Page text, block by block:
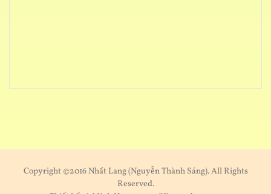
Copyright ©2016 Nhất Lang (Nguyễn Thành Sáng). All Rights
Reserved.